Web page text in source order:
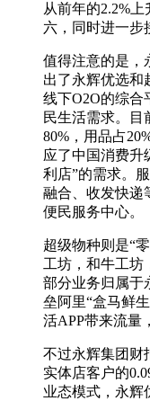
从前年的2.2%
六，同时进一步
值得注意的是，
出了永辉优选和
线下O2O的综合
民生活需求。目
80%，用品占
应了中国消费升
利店”的需求。
融合、收发快递
便民服务中心。
超级物种则是“
工坊，和牛工坊
部分业务归属于
垒阿里“盒马鲜
活APP带来流量
不过永辉集团财
实体店客户的
业态模式，永辉